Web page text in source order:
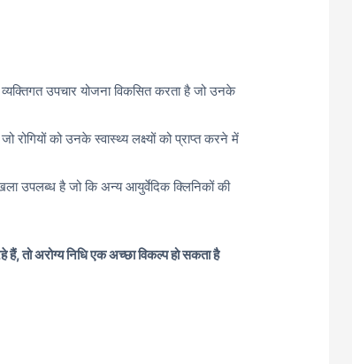
उपचार योजना विकसित करता है जो उनके
को उनके स्वास्थ्य लक्ष्यों को प्राप्त करने में
उपलब्ध है जो कि अन्य आयुर्वेदिक क्लिनिकों की
तो अरोग्य निधि एक अच्छा विकल्प हो सकता है